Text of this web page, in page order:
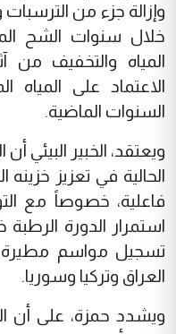
وإزالة جزء من
خلال سنوات الشح
المياه والتخفيف من
الاعتماد على المياه
السنوات الماضية.
ويعتقد، الخبير البيئي
الحالية في تعزيز خزينه
فاعلية، خصوصاً مع
استمرار الدورة الرطبة
تسجيل مواسم مطيرة
العراق وتركيا وسوريا.
ويشدد حمزة، على أن